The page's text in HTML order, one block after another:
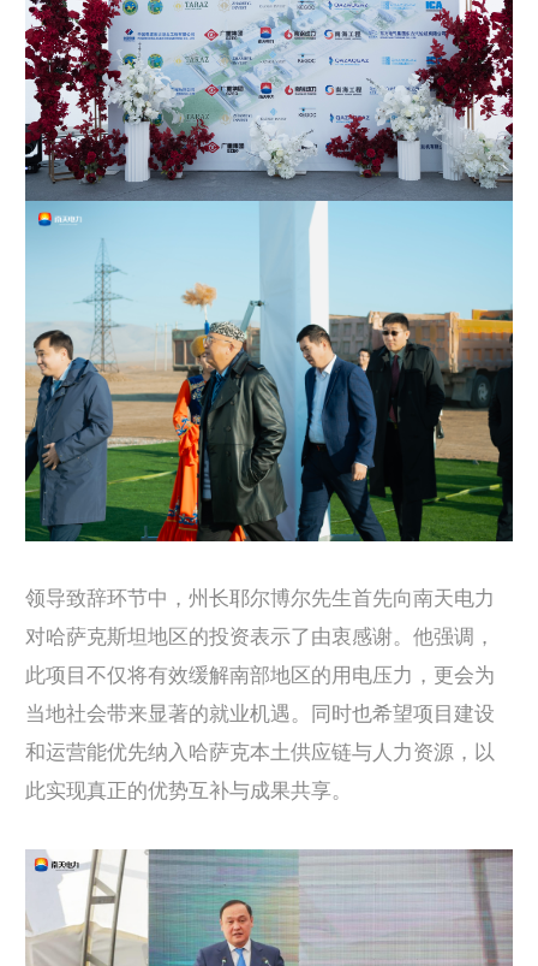
领导致辞环节中，州长耶尔博尔先生首先向南天电力
对哈萨克斯坦地区的投资表示了由衷感谢。他强调，
此项目不仅将有效缓解南部地区的用电压力，更会为
当地社会带来显著的就业机遇。 同时也希望项目建设
和运营能优先纳入哈萨克本土供应链与人力资源，以
此实现真正的优势互补与成果共享。